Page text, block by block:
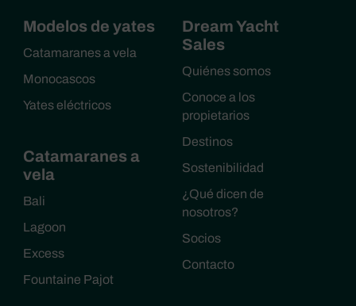
Modelos de yates
Catamaranes a vela
Monocascos
Yates eléctricos
Catamaranes a
vela
Bali
Lagoon
Excess
Fountaine Pajot
Dream Yacht
Sales
Quiénes somos
Conoce a los
propietarios
Destinos
Sostenibilidad
¿Qué dicen de
nosotros?
Socios
Contacto